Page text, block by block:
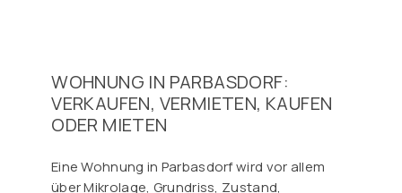
WOHNUNG IN PARBASDORF:
VERKAUFEN, VERMIETEN, KAUFEN
ODER MIETEN
Eine Wohnung in Parbasdorf wird vor allem
über Mikrolage, Grundriss, Zustand,